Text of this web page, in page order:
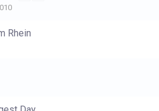
Rhein